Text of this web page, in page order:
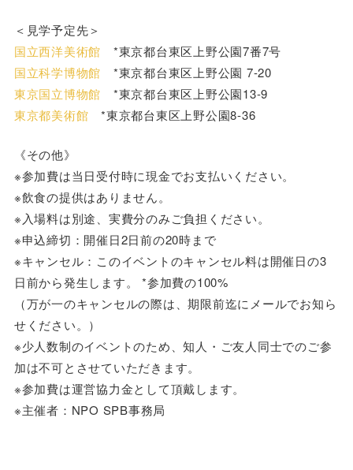
＜見学予定先＞
国立西洋美術館 *東京都台東区上野公園7番7号
国立科学博物館 *東京都台東区上野公園 7-20
東京国立博物館 *東京都台東区上野公園13-9
東京都美術館 *東京都台東区上野公園8-36
《その他》
※参加費は当日受付時に現金でお支払いください。
※飲食の提供はありません。
※入場料は別途、実費分のみご負担ください。
※申込締切：開催日2日前の20時まで
※キャンセル：このイベントのキャンセル料は開催日の3
日前から発生します。 *参加費の100%
（万が一のキャンセルの際は、期限前迄にメールでお知ら
せください。）
※少人数制のイベントのため、知人・ご友人同士でのご参
加は不可とさせていただきます。
※参加費は運営協力金として頂戴します。
※主催者：NPO SPB事務局